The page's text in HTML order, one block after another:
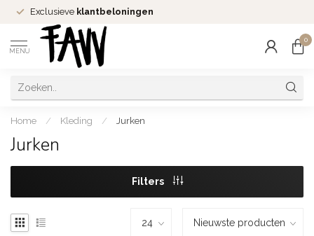
Exclusieve klantbeloningen
MENU
0
Home / Kleding / Jurken
Jurken
Filters